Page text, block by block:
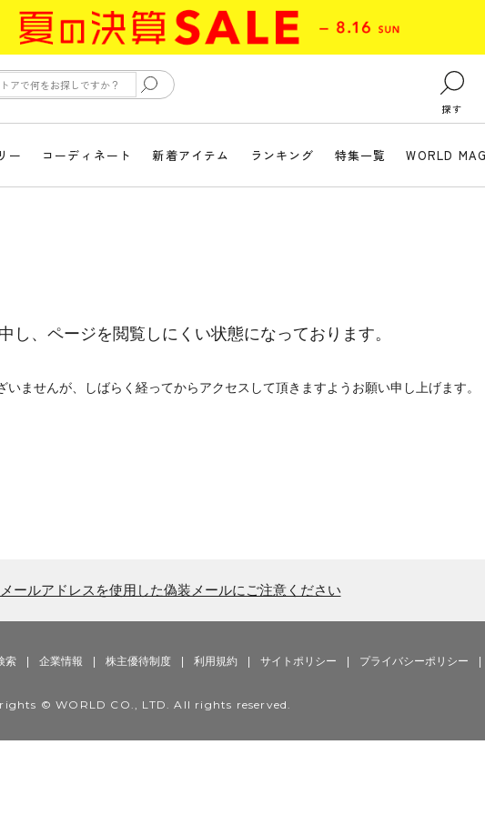
探す
ー コーディネート 新着アイテム ランキング 特集一覧 WORLD
し、ページを閲覧しにくい状態になっております。
ませんが、しばらく経ってからアクセスして頂きますようお願い申し上げます。
ールアドレスを使用した偽装メールにご注意ください
索 企業情報 株主優待制度 利用規約 サイトポリシー プライバシーポリシー
© WORLD CO., LTD. All rights reserved.